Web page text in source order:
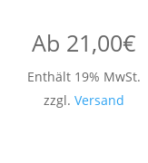
Ab 21,00€
Enthält 19% MwSt.
zzgl. Versand